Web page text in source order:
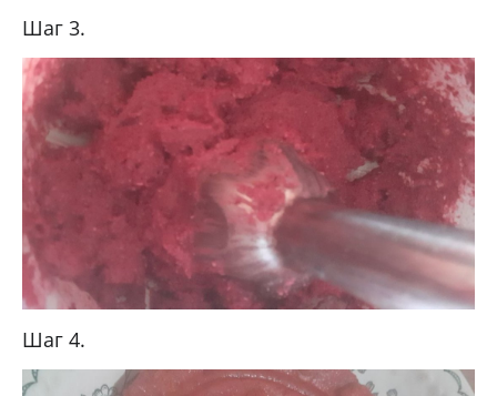
Шаг 3.
Шаг 4.